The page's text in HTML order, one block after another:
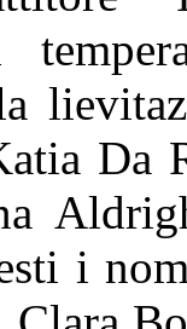
Da
i